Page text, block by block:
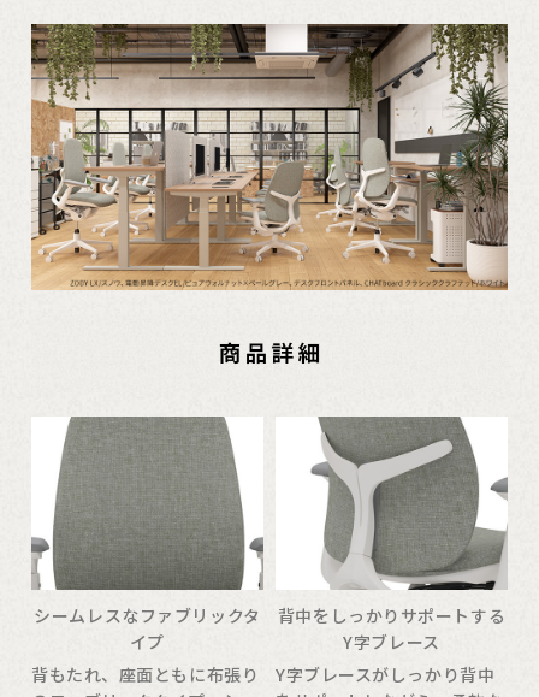
シームレスなファブリックタ
イプ
背もたれ、座面ともに布張り
背中をしっかりサポートする
Y字ブレース
Y字ブレースがしっかり背中